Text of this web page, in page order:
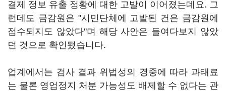
결제 정보 유출 정황에 대한 고발이 이어졌는데요. 그
런데도 금감원은 "시민단체에 고발된 건은 금감원에
접수되지도 않았다"며 해당 사안은 들여다보지 않았
던 것으로 확인됐습니다.
업계에서는 검사 결과 위법성의 경중에 따라 과태료
는 물론 영업정지 처분 가능성도 배제할 수 없다는 관